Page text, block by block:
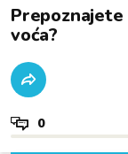
voća?
0